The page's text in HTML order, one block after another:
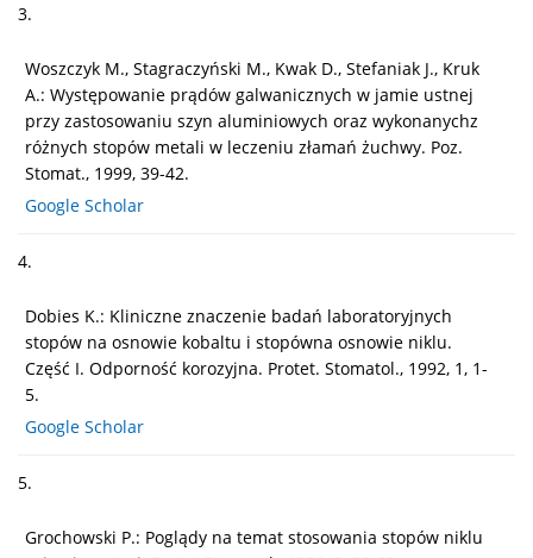
3.
Woszczyk M., Stagraczyński M., Kwak D., Stefaniak J., Kruk
A.: Występowanie prądów galwanicznych w jamie ustnej
przy zastosowaniu szyn aluminiowych oraz wykonanychz
różnych stopów metali w leczeniu złamań żuchwy. Poz.
Stomat., 1999, 39-42.
Google Scholar
4.
Dobies K.: Kliniczne znaczenie badań laboratoryjnych
stopów na osnowie kobaltu i stopówna osnowie niklu.
Część I. Odporność korozyjna. Protet. Stomatol., 1992, 1, 1-
5.
Google Scholar
5.
Grochowski P.: Poglądy na temat stosowania stopów niklu